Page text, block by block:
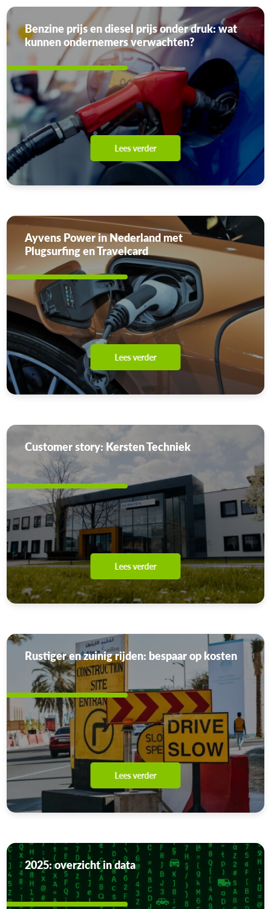
Benzine prijs en diesel prijs onder druk: wat
kunnen ondernemers verwachten?
Lees verder
Ayvens Power in Nederland met
Plugsurfing en Travelcard
Lees verder
Customer story: Kersten Techniek
Lees verder
Rustiger en zuinig rijden: bespaar op kosten
Lees verder
2025: overzicht in data